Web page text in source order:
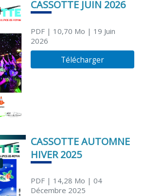
CASSOTTE JUIN 2026
PDF| 10,70 Mo | 19 Juin
2026
Télécharger
CASSOTTE AUTOMNE
HIVER 2025
PDF| 14,28 Mo | 04
Décembre 2025